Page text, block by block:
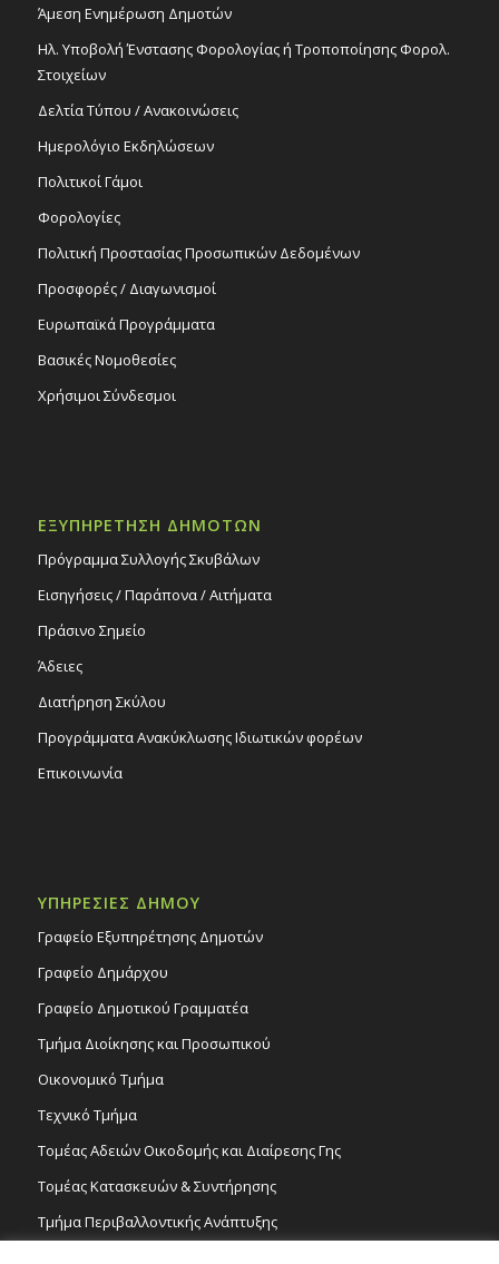
Άμεση Ενημέρωση Δημοτών
Ηλ. Υποβολή Ένστασης Φορολογίας ή Τροποποίησης Φορολ.
Στοιχείων
Δελτία Τύπου / Ανακοινώσεις
Ημερολόγιο Εκδηλώσεων
Πολιτικοί Γάμοι
Φορολογίες
Πολιτική Προστασίας Προσωπικών Δεδομένων
Προσφορές / Διαγωνισμοί
Ευρωπαϊκά Προγράμματα
Βασικές Νομοθεσίες
Χρήσιμοι Σύνδεσμοι
ΕΞΥΠΗΡΕΤΗΣΗ ΔΗΜΟΤΩΝ
Πρόγραμμα Συλλογής Σκυβάλων
Εισηγήσεις / Παράπονα / Αιτήματα
Πράσινο Σημείο
Άδειες
Διατήρηση Σκύλου
Προγράμματα Ανακύκλωσης Ιδιωτικών φορέων
Επικοινωνία
ΥΠΗΡΕΣΙΕΣ ΔΗΜΟΥ
Γραφείο Εξυπηρέτησης Δημοτών
Γραφείο Δημάρχου
Γραφείο Δημοτικού Γραμματέα
Τμήμα Διοίκησης και Προσωπικού
Οικονομικό Τμήμα
Τεχνικό Τμήμα
Τομέας Αδειών Οικοδομής και Διαίρεσης Γης
Τομέας Κατασκευών & Συντήρησης
Τμήμα Περιβαλλοντικής Ανάπτυξης